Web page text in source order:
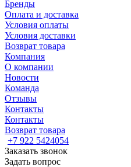
Бренды
Оплата и доставка
Условия оплаты
Условия доставки
Возврат товара
Компания
О компании
Новости
Команда
Отзывы
Контакты
Контакты
Возврат товара
+7 922 5424054
Заказать звонок
Задать вопрос